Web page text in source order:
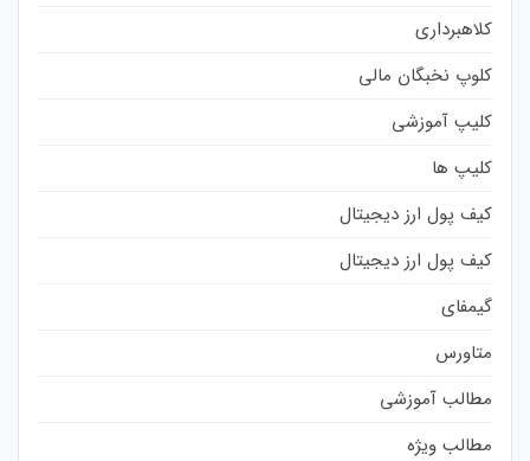
کلاهبرداری
کلوپ نخبگان مالی
کلیپ آموزشی
کلیپ ها
کیف پول ارز دیجیتال
کیف پول ارز دیجیتال
گیمفای
متاورس
مطالب آموزشی
مطالب ویژه